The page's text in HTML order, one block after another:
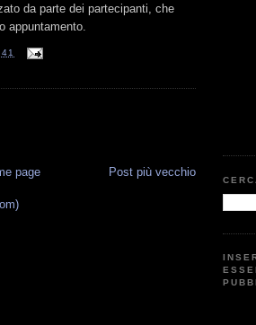
da parte dei partecipanti, che
appuntamento.
Post più vecchio
page